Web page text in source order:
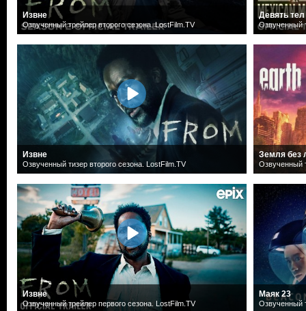
Извне
Озвученный трейлер второго сезона. LostFilm.TV
Извне
Озвученный тизер второго сезона. LostFilm.TV
Извне
Озвученный трейлер первого сезона. LostFilm.TV
Девять
Озвученный
Земля без
Озвученный
Маяк 23
Озвученный